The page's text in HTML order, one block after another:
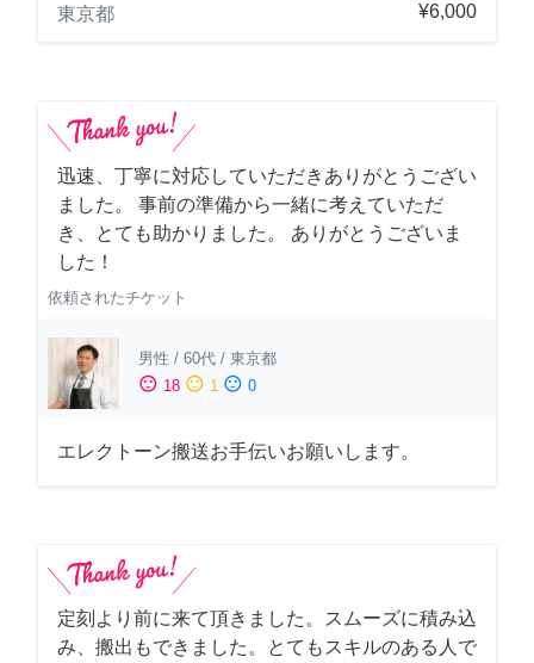
東京都
¥6,000
迅速、丁寧に対応していただきありがとうござい
ました。 事前の準備から一緒に考えていただ
き、とても助かりました。 ありがとうございま
した！
依頼されたチケット
男性 / 60代 / 東京都
sentiment_satisfied 18 sentiment_neutral 1 sentiment_dissatisfied 0
エレクトーン搬送お手伝いお願いします。
定刻より前に来て頂きました。スムーズに積み込
み、搬出もできました。とてもスキルのある人で